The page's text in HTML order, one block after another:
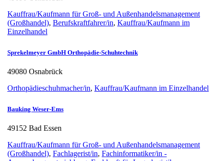
Kauffrau/Kaufmann für Groß- und Außenhandelsmanagement
(Großhandel), Berufskraftfahrer/in, Kauffrau/Kaufmann im
Einzelhandel
Sprekelmeyer GmbH Orthopädie-Schuhtechnik
49080 Osnabrück
Orthopädieschuhmacher/in, Kauffrau/Kaufmann im Einzelhandel
Bauking Weser-Ems
49152 Bad Essen
Kauffrau/Kaufmann für Groß- und Außenhandelsmanagement
(Großhandel), Fachlagerist/in, Fachinformatiker/in -